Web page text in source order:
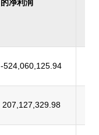
的净利润
-524,060,125.94
207,127,329.98